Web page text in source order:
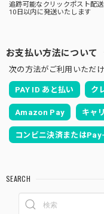
追跡可能なクリックポスト配送
10日以内に発送いたします
お支払い方法について
次の方法がご利用いただけ
PAY ID あと払い ク
Amazon Pay キャ
コンビニ決済または
SEARCH